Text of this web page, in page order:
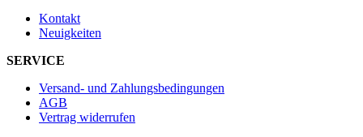
Kontakt
Neuigkeiten
SERVICE
Versand- und Zahlungsbedingungen
AGB
Vertrag widerrufen